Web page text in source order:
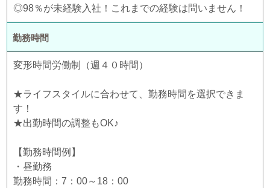
◎98％が未経験入社！これまでの経験は問いません！
勤務時間
変形時間労働制（週４０時間）
★ライフスタイルに合わせて、勤務時間を選択できま
す！
★出勤時間の調整もOK♪
【勤務時間例】
・昼勤務
勤務時間：7：00～18：00